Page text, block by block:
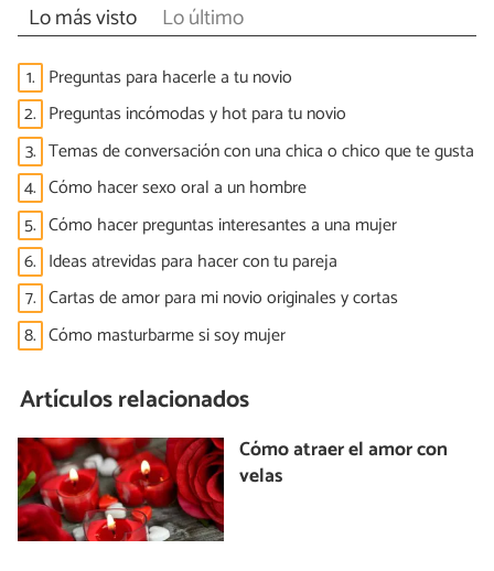
Lo más visto Lo último
1. Preguntas para hacerle a tu novio
2. Preguntas incómodas y hot para tu novio
3. Temas de conversación con una chica o chico que te gusta
4. Cómo hacer sexo oral a un hombre
5. Cómo hacer preguntas interesantes a una mujer
6. Ideas atrevidas para hacer con tu pareja
7. Cartas de amor para mi novio originales y cortas
8. Cómo masturbarme si soy mujer
Artículos relacionados
Cómo atraer el amor con
velas